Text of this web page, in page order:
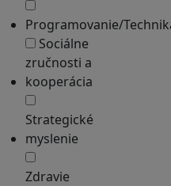
Programovanie/
Sociálne
zručnosti a
kooperácia
Strategické
myslenie
Zdravie